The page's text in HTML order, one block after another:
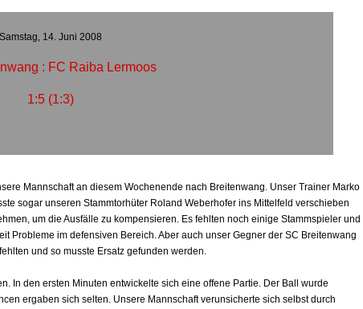
Samstag, 14. Juni 2008
: FC Raiba Lermoos
1:5 (1:3)
Mannschaft an diesem Wochenende nach Breitenwang. Unser Trainer Marko
sogar unseren Stammtorhüter Roland Weberhofer ins Mittelfeld verschieben
um die Ausfälle zu kompensieren. Es fehlten noch einige Stammspieler und
Probleme im defensiven Bereich. Aber auch unser Gegner der SC Breitenwang
und so musste Ersatz gefunden werden.
In den ersten Minuten entwickelte sich eine offene Partie. Der Ball wurde
ergaben sich selten. Unsere Mannschaft verunsicherte sich selbst durch